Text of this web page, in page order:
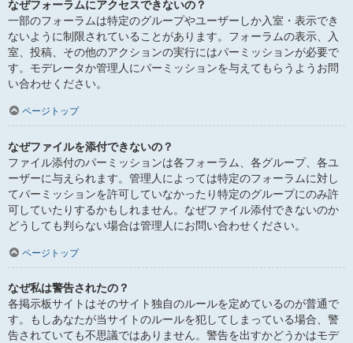
なぜフォーラムにアクセスできないの？
一部のフォーラムは特定のグループやユーザーしか入室・表示でき
ないように制限されていることがあります。フォーラムの表示、入
室、投稿、その他のアクションの実行にはパーミッションが必要で
す。モデレータか管理人にパーミッションを与えてもらうようお問
い合わせください。
ページトップ
なぜファイルを添付できないの？
ファイル添付のパーミッションは各フォーラム、各グループ、各ユ
ーザーに与えられます。管理人によっては特定のフォーラムに対し
てパーミッションを許可していなかったり特定のグループにのみ許
可していたりするかもしれません。なぜファイル添付できないのか
どうしても判らない場合は管理人にお問い合わせください。
ページトップ
なぜ私は警告されたの？
各掲示板サイトはそのサイト独自のルールを定めているのが普通で
す。もしあなたが当サイトのルールを犯してしまっている場合、警
告されていても不思議ではありません。警告を出すかどうかはモデ